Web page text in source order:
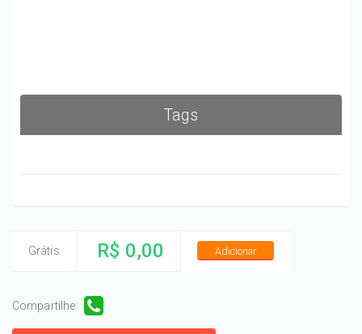
Tags
Grátis R$ 0,00 Adicionar
Compartilhe: